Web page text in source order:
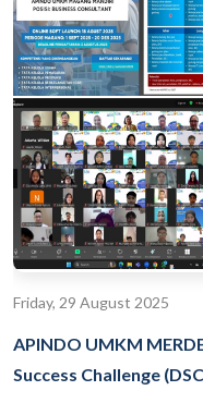
Friday, 29 August 2025
APINDO UMKM
Success Challenge